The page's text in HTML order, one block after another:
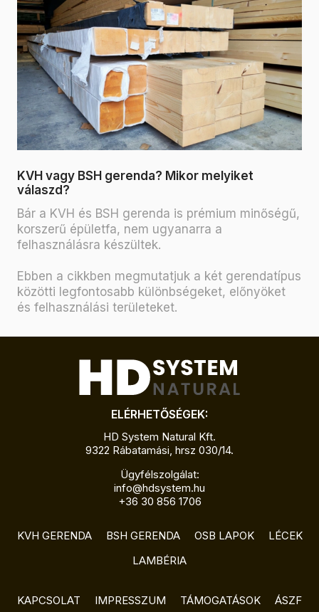
KVH vagy BSH gerenda? Mikor melyiket
válaszd?
Bár a KVH és BSH gerenda is prémium minőségű,
korszerű épületfa, nem ugyanarra a
felhasználásra készültek.
Ebben a cikkben megmutatjuk a két gerendatípus
közötti legfontosabb különbségeket, előnyöket
és felhasználási területeket.
ELÉRHETŐSÉGEK:
HD System Natural Kft.
9322 Rábatamási, hrsz 030/14.
Ügyfélszolgálat:
info@hdsystem.hu
+36 30 856 1706
KVH GERENDA BSH GERENDA OSB LAPOK
LÉCEK
LAMBÉRIA
KAPCSOLAT IMPRESSZUM TÁMOGATÁSOK ÁSZF